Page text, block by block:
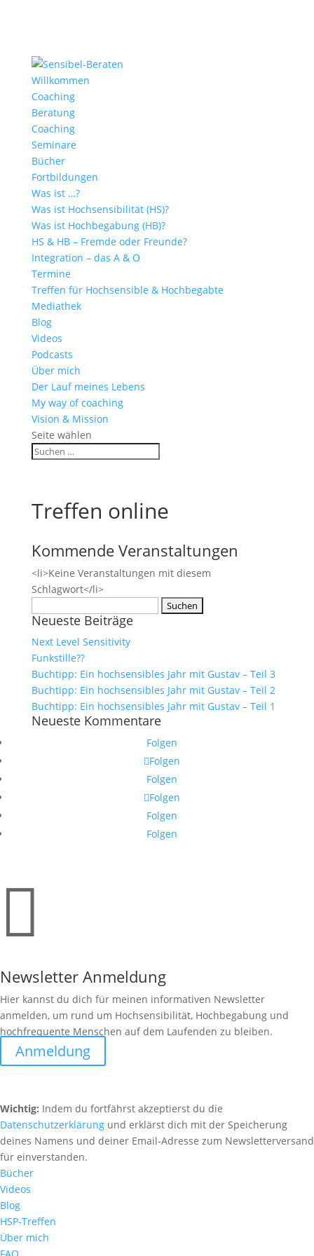
Willkommen
Coaching
Beratung
Coaching
Seminare
Bücher
Fortbildungen
Was ist …?
Was ist Hochsensibilität (HS)?
Was ist Hochbegabung (HB)?
HS & HB – Fremde oder Freunde?
Integration – das A & O
Termine
Treffen für Hochsensible & Hochbegabte
Mediathek
Blog
Videos
Podcasts
Über mich
Der Lauf meines Lebens
My way of coaching
Vision & Mission
Seite wählen
Treffen online
Kommende Veranstaltungen
<li>Keine Veranstaltungen mit diesem
Schlagwort</li>
nach:
Neueste Beiträge
Next Level Sensitivity
Funkstille??
Buchtipp: Ein hochsensibles Jahr mit Gustav – Teil 3
Buchtipp: Ein hochsensibles Jahr mit Gustav – Teil 2
Buchtipp: Ein hochsensibles Jahr mit Gustav – Teil 1
Neueste Kommentare
Folgen
Folgen
Folgen
Folgen
Folgen
Folgen

Newsletter Anmeldung
Hier kannst du dich für meinen informativen Newsletter
anmelden, um rund um Hochsensibilität, Hochbegabung und
hochfrequente Menschen auf dem Laufenden zu bleiben.
Anmeldung
Wichtig: Indem du fortfährst akzeptierst du die
Datenschutzerklärung und erklärst dich mit der Speicherung
deines Namens und deiner Email-Adresse zum Newsletterversand
für einverstanden.
Bücher
Videos
Blog
HSP-Treffen
Über mich